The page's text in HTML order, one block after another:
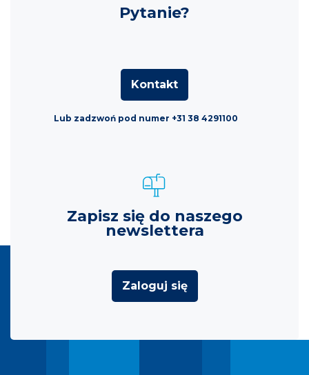
Pytanie?
Kontakt
Lub zadzwoń pod numer +31 38 4291100
Zapisz się do naszego
newslettera
Zaloguj się